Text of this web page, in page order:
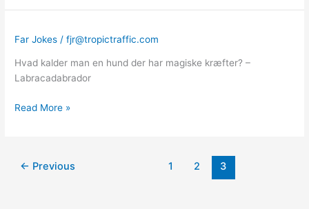
Far Jokes /fjr@tropictraffic.com
Hvad kalder man en hund der har magiske kræfter? –
Labracadabrador
Read More »
← Previous 1 2 3